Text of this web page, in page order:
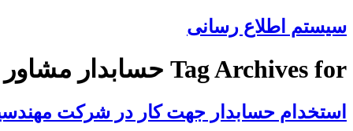
سیستم اطلاع رسانی
Tag Archives for حسابدار مشاور
استخدام حسابدار جهت کار در شرکت